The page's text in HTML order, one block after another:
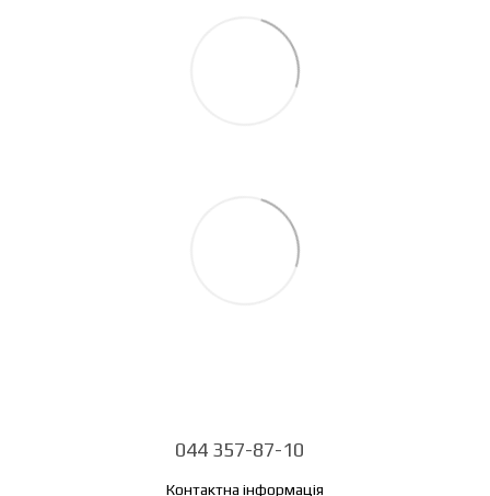
044 357-87-10
Контактна інформація